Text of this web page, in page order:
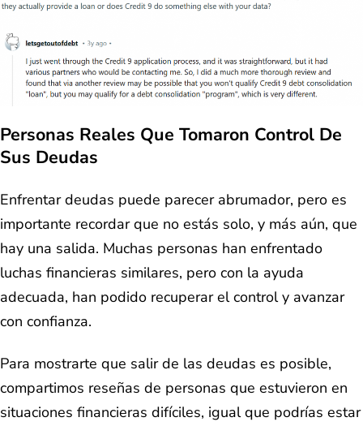
Personas Reales Que Tomaron Control De
Sus Deudas
Enfrentar deudas puede parecer abrumador, pero es
importante recordar que no estás solo, y más aún, que
hay una salida. Muchas personas han enfrentado
luchas financieras similares, pero con la ayuda
adecuada, han podido recuperar el control y avanzar
con confianza.
Para mostrarte que salir de las deudas es posible,
compartimos reseñas de personas que estuvieron en
situaciones financieras difíciles, igual que podrías estar